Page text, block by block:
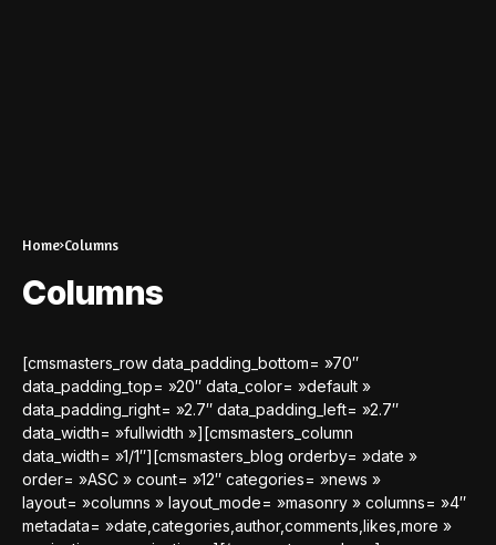
Home Columns
Columns
[cmsmasters_row data_padding_bottom= »70″
data_padding_top= »20″ data_color= »default »
data_padding_right= »2.7″ data_padding_left= »2.7″
data_width= »fullwidth »][cmsmasters_column
data_width= »1/1″][cmsmasters_blog orderby= »date »
order= »ASC » count= »12″ categories= »news »
layout= »columns » layout_mode= »masonry » columns= »4″
metadata= »date,categories,author,comments,likes,more »